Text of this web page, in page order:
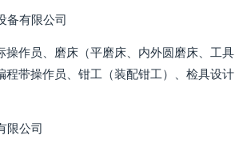
备有限公司
操作员、磨床（平磨床、内外圆磨床、工具
程带操作员、钳工（装配钳工）、检具设计
限公司